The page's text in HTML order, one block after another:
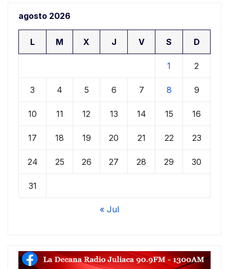
agosto 2026
L M X J V S D
1 2
3 4 5 6 7 8 9
10 11 12 13 14 15 16
17 18 19 20 21 22 23
24 25 26 27 28 29 30
31
« Jul